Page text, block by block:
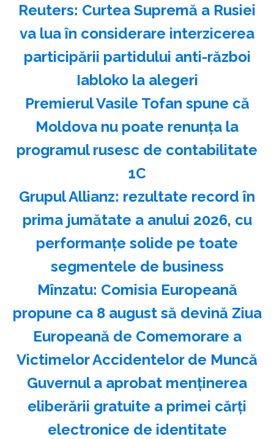
Reuters: Curtea Supremă a Rusiei
va lua în considerare interzicerea
participării partidului anti-război
Iabloko la alegeri
Premierul Vasile Tofan spune că
Moldova nu poate renunţa la
programul rusesc de contabilitate
1C
Grupul Allianz: rezultate record în
prima jumătate a anului 2026, cu
performanțe solide pe toate
segmentele de business
Mînzatu: Comisia Europeană
propune ca 8 august să devină Ziua
Europeană de Comemorare a
Victimelor Accidentelor de Muncă
Guvernul a aprobat menţinerea
eliberării gratuite a primei cărţi
electronice de identitate